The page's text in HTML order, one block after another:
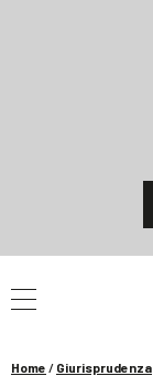
Home / Giurisprudenza